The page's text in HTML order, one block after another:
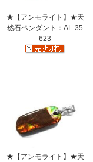
★【アンモライト】★天
然石ペンダント：AL-35
623
★【アンモライト】★天